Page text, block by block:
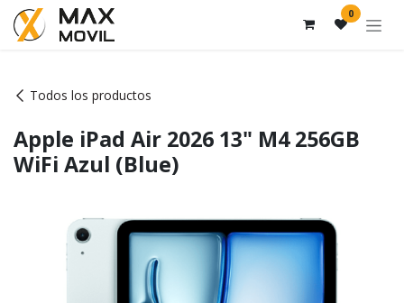
Ir al contenido 0
Todos los productos
Apple iPad Air 2026 13" M4 256GB
WiFi Azul (Blue)